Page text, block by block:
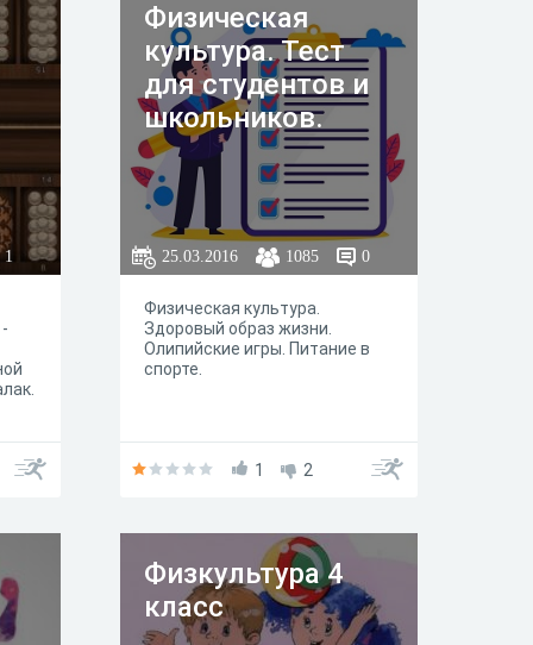
1
Физическая
культура. Тест
для студентов и
школьников.
25.03.2016 1085 0
Физическая культура.
Здоровый образ жизни.
Олипийские игры. Питание в
спорте.
1 2
Физкультура 4
класс